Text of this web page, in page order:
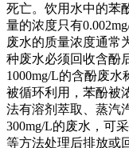
死亡。饮用水中的苯
量的浓度只有
废水的质量浓度通常
种废水必须回收含酚
1000mg/L的含酚废
被循环利用，苯酚被
法有溶剂萃取、蒸汽
300mg/L的废水，可
等方法处理后排放或